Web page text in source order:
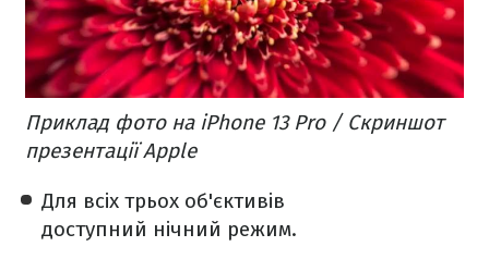
Приклад фото на iPhone 13 Pro / Скриншот
презентації Apple
Для всіх трьох об'єктивів
доступний нічний режим.